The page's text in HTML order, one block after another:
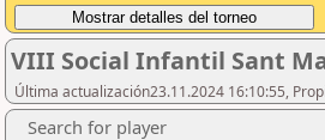
VIII Social Infantil Sant
Última actualización23.11.2024 16:10:55,
Search for player